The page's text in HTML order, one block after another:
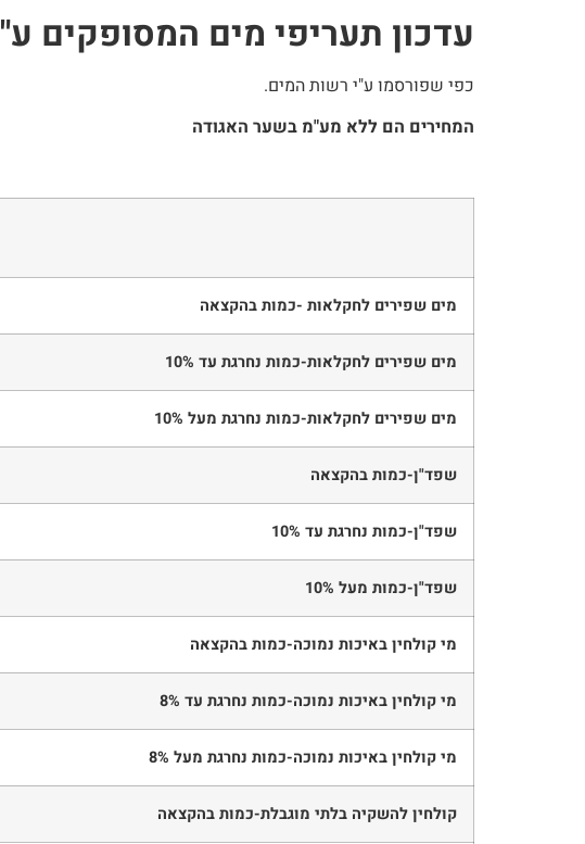
עדכון תעריפי מים המסופקים ע"י
כפי שפורסמו ע"י רשות המים.
המחירים הם ללא מע"מ בשער האגודה
מים שפירים לחקלאות -כמות בהקצאה
מים שפירים לחקלאות-כמות נחרגת עד 10%
מים שפירים לחקלאות-כמות נחרגת מעל 10%
שפד"ן-כמות בהקצאה
שפד"ן-כמות נחרגת עד 10%
שפד"ן-כמות מעל 10%
מי קולחין באיכות נמוכה-כמות בהקצאה
מי קולחין באיכות נמוכה-כמות נחרגת עד 8%
מי קולחין באיכות נמוכה-כמות נחרגת מעל 8%
קולחין להשקיה בלתי מוגבלת-כמות בהקצאה